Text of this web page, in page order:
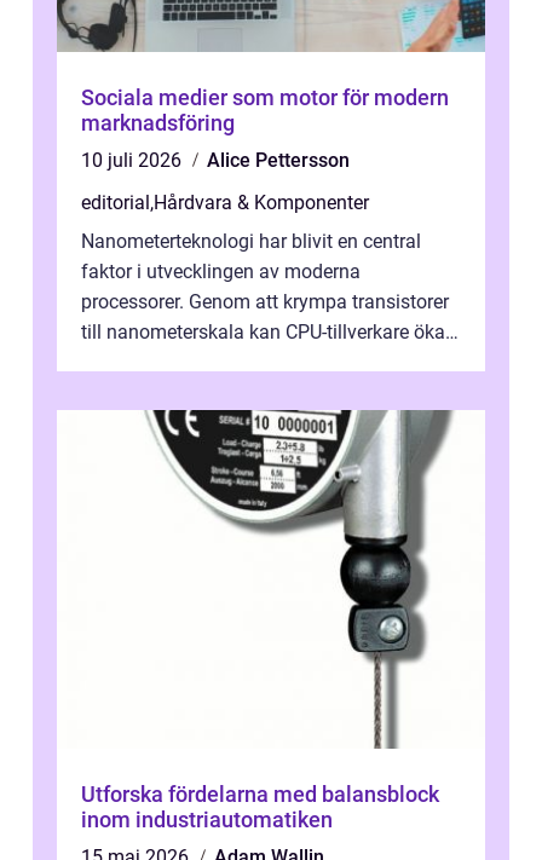
Sociala medier som motor för modern
marknadsföring
10 juli 2026
Alice Pettersson
editorial,Hårdvara & Komponenter
Nanometerteknologi har blivit en central
faktor i utvecklingen av moderna
processorer. Genom att krympa transistorer
till nanometerskala kan CPU-tillverkare öka
Utforska fördelarna med balansblock
inom industriautomatiken